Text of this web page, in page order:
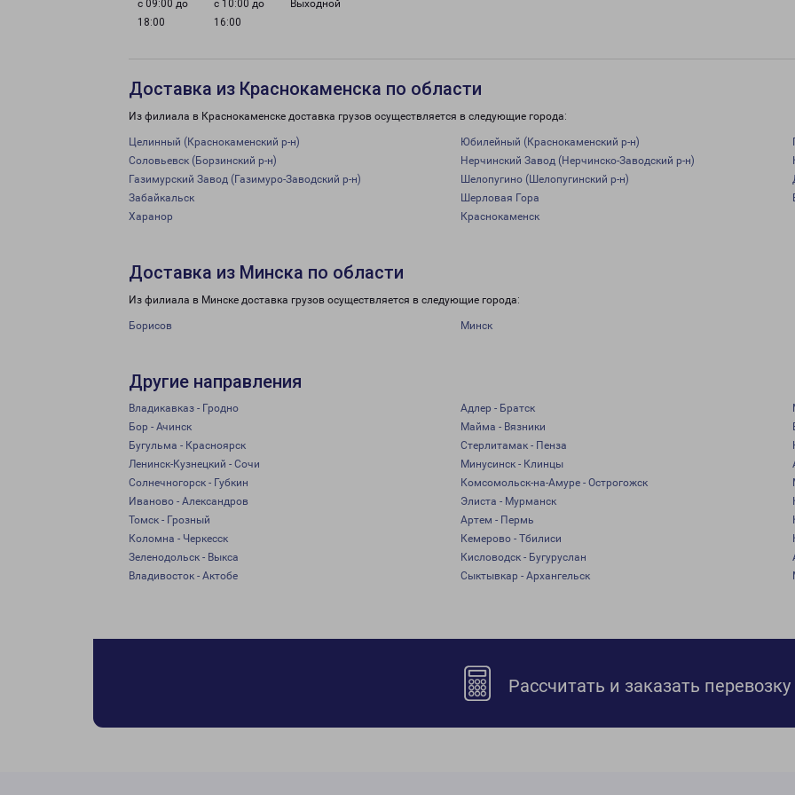
с 09:00 до
18:00
с 10:00 до
16:00
Выходной
Доставка из Краснокаменска по области
Из филиала в Краснокаменске доставка грузов осуществляется в следующие города:
Целинный (Краснокаменский р-н) Юбилейный (Краснокаменский р-н)
Соловьевск (Борзинский р-н)
Нерчинский Завод (Нерчинско-Заводский р-н)
Газимурский Завод (Газимуро-Заводский р-н)
Шелопугино (Шелопугинский р-н)
Забайкальск
Шерловая Гора
Харанор
Краснокаменск
Доставка из Минска по области
Из филиала в Минске доставка грузов осуществляется в следующие города:
Борисов Минск
Другие направления
Владикавказ - Гродно Адлер - Братск
Бор - Ачинск
Майма - Вязники
Бугульма - Красноярск
Стерлитамак - Пенза
Ленинск-Кузнецкий - Сочи
Минусинск - Клинцы
Солнечногорск - Губкин
Комсомольск-на-Амуре - Острогожск
Иваново - Александров
Элиста - Мурманск
Томск - Грозный
Артем - Пермь
Коломна - Черкесск
Кемерово - Тбилиси
Зеленодольск - Выкса
Кисловодск - Бугуруслан
Владивосток - Актобе
Сыктывкар - Архангельск
Рассчитать и заказать перевозку